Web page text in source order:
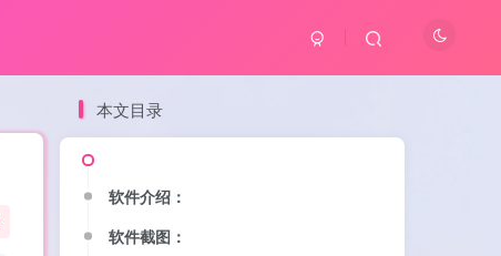
本文目录
软件介绍：
软件截图：